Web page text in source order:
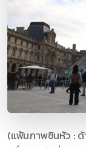
(แฟ้มภาพซินหัว :